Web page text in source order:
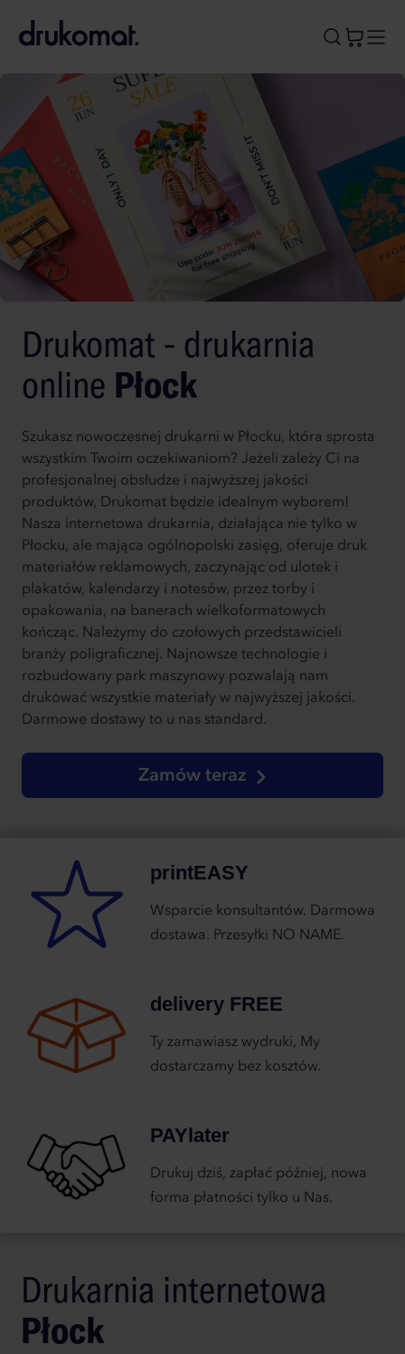
A
Drukomat - drukarnia
online Płock
Szukasz nowoczesnej drukarni w Płocku, która sprosta
wszystkim Twoim oczekiwaniom? Jeżeli zależy Ci na
profesjonalnej obsłudze i najwyższej jakości
produktów, Drukomat będzie idealnym wyborem!
Nasza internetowa drukarnia, działająca nie tylko w
Płocku, ale mająca ogólnopolski zasięg, oferuje druk
materiałów reklamowych, zaczynając od ulotek i
plakatów, kalendarzy i notesów, przez torby i
opakowania, na banerach wielkoformatowych
kończąc. Należymy do czołowych przedstawicieli
branży poligraficznej. Najnowsze technologie i
rozbudowany park maszynowy pozwalają nam
drukować wszystkie materiały w najwyższej jakości.
Darmowe dostawy to u nas standard.
Zamów teraz
printEASY
Wsparcie konsultantów. Darmowa
dostawa. Przesyłki NO NAME.
delivery FREE
Ty zamawiasz wydruki, My
dostarczamy bez kosztów.
PAYlater
Drukuj dziś, zapłać później, nowa
forma płatności tylko u Nas.
Drukarnia internetowa
Płock